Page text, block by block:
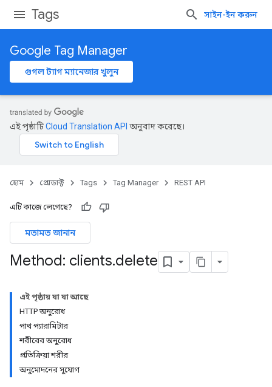
Tags সাইন-ইন করুন
Google Tag Manager
গুগল ট্যাগ ম্যানেজার খুলুন
এই পৃষ্ঠাটিCloud Translation API অনুবাদ করেছে।
হোম প্রোডাক্ট Tags Tag Manager REST API
এটি কাজে লেগেছে?
মতামত জানান
Method: clients.delete
এই পৃষ্ঠায় যা যা আছে
HTTP অনুরোধ
পাথ প্যারামিটার
শরীরের অনুরোধ
প্রতিক্রিয়া শরীর
অনুমোদনের সুযোগ